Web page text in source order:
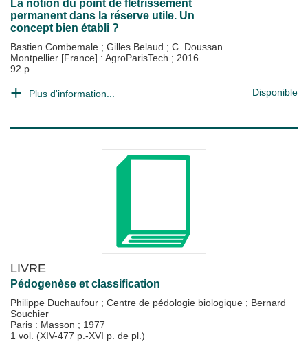
La notion du point de flétrissement
permanent dans la réserve utile. Un
concept bien établi ?
Bastien Combemale ; Gilles Belaud ; C. Doussan
Montpellier [France] : AgroParisTech ; 2016
92 p.
Plus d'information... Disponible
LIVRE
Pédogenèse et classification
Philippe Duchaufour ; Centre de pédologie biologique ; Bernard
Souchier
Paris : Masson ; 1977
1 vol. (XIV-477 p.-XVI p. de pl.)